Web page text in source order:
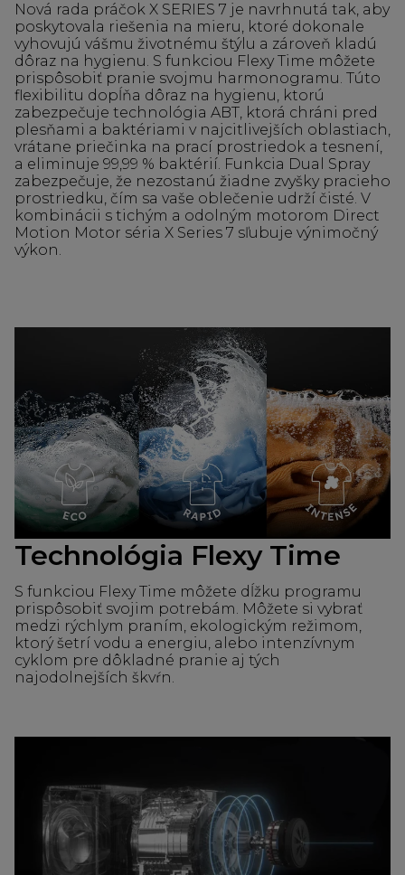
Nová rada práčok X SERIES 7 je navrhnutá tak, aby
poskytovala riešenia na mieru, ktoré dokonale
vyhovujú vášmu životnému štýlu a zároveň kladú
dôraz na hygienu. S funkciou Flexy Time môžete
prispôsobiť pranie svojmu harmonogramu. Túto
flexibilitu dopĺňa dôraz na hygienu, ktorú
zabezpečuje technológia ABT, ktorá chráni pred
plesňami a baktériami v najcitlivejších oblastiach,
vrátane priečinka na prací prostriedok a tesnení,
a eliminuje 99,99 % baktérií. Funkcia Dual Spray
zabezpečuje, že nezostanú žiadne zvyšky pracieho
prostriedku, čím sa vaše oblečenie udrží čisté. V
kombinácii s tichým a odolným motorom Direct
Motion Motor séria X Series 7 sľubuje výnimočný
výkon.
Technológia Flexy Time
S funkciou Flexy Time môžete dĺžku programu
prispôsobiť svojim potrebám. Môžete si vybrať
medzi rýchlym praním, ekologickým režimom,
ktorý šetrí vodu a energiu, alebo intenzívnym
cyklom pre dôkladné pranie aj tých
najodolnejších škvŕn.